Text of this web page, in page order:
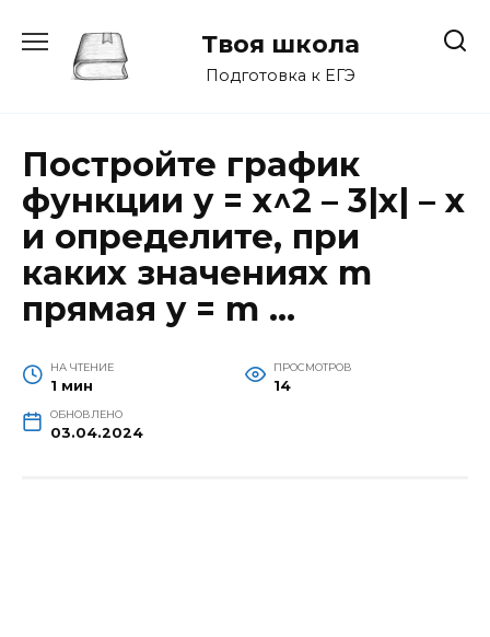
содержанию
Твоя школа
Подготовка к ЕГЭ
Постройте график
функции y = x^2 – 3|x| – x
и определите, при
каких значениях m
прямая y = m …
НА ЧТЕНИЕ
1 мин
ПРОСМОТРОВ
14
ОБНОВЛЕНО
03.04.2024